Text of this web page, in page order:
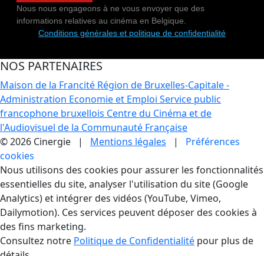
Nous nous engageons à ne vous envoyer que des
informations relatives au cinéma en Belgique.
Conditions générales et politique de confidentialité
NOS PARTENAIRES
Maison de la Francité Région de Bruxelles-Capitale -
Administration Economie et Emploi Service public
francophone bruxellois Centre du Cinéma et de
l'Audiovisuel de la Communauté Française
© 2026 Cinergie | Mentions légales | Préférences
cookies
Gestion des Cookies
Nous utilisons des cookies pour assurer les fonctionnalités
essentielles du site, analyser l'utilisation du site (Google
Analytics) et intégrer des vidéos (YouTube, Vimeo,
Dailymotion). Ces services peuvent déposer des cookies à
des fins marketing.
Consultez notre Politique de Confidentialité pour plus de